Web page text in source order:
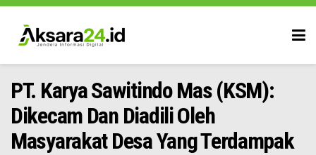
PT. Karya Sawitindo Mas (KSM):
Dikecam Dan Diadili Oleh
Masyarakat Desa Yang Terdampak